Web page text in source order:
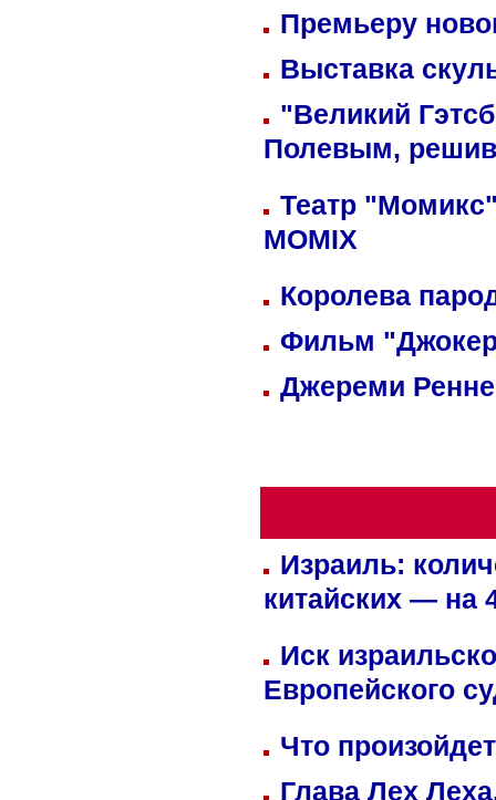
Премьеру
Выставка
"Великий
Полевым,
Театр
MOMIX
Королева
Фильм
Джереми
Израиль:
китайских — на
Иск
Европейского
Что
Глава Лех